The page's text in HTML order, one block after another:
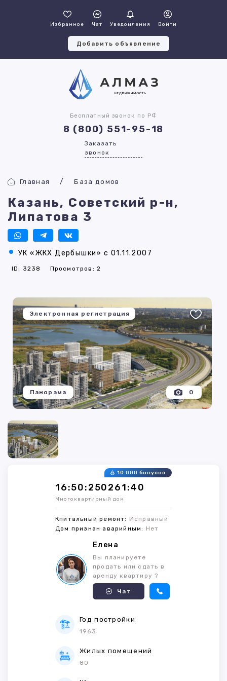
Избранное Чат Уведомления Войти
Добавить объявление
Бесплатный звонок по РФ
8 (800) 551-95-18
Заказать
звонок
Главная База домов
Казань, Советский р-н,
Липатова 3
УК «ЖКХ Дербышки» с 01.11.2007
ID: 3238 Просмотров: 2
Электронная регистрация
0
Панорама
16:50:250261:40
10 000 бонусов
Многоквартирный дом
Кпитальный ремонт: Исправный
Дом признан аварийным: Нет
Елена
Вы планируете
продать или сдать в
аренду квартиру ?
Чат
Год постройки
1963
Жилых помещений
80